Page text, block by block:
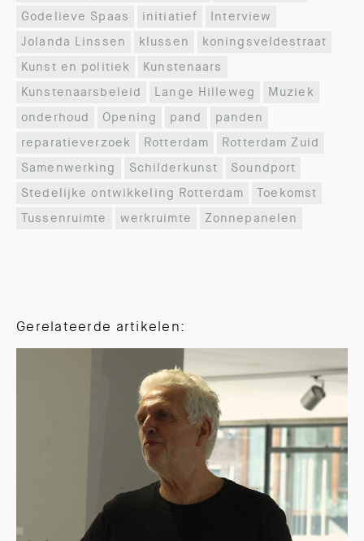
Godelieve Spaas
initiatief
Interview
Jolanda Linssen
klussen
koningsveldestraat
Kunst en politiek
Kunstenaars
Kunstenaarsbeleid
Lange Hilleweg
Muziek
onderhoud
Opening pand
panden
reparatieverzoek
Rotterdam
Rotterdam Zuid
Samenwerking
Schilderkunst
Soundport
Stedelijke ontwikkeling Rotterdam
Toekomst
Tussenruimte
werkruimte Zonnepanelen
Gerelateerde artikelen: